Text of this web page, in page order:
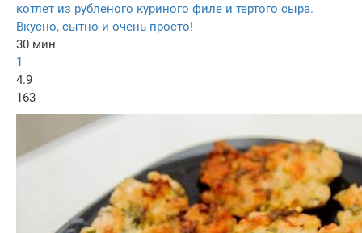
котлет из рубленого куриного филе и тертого сыра.
Вкусно, сытно и очень просто!
30 мин
1
4.9
163